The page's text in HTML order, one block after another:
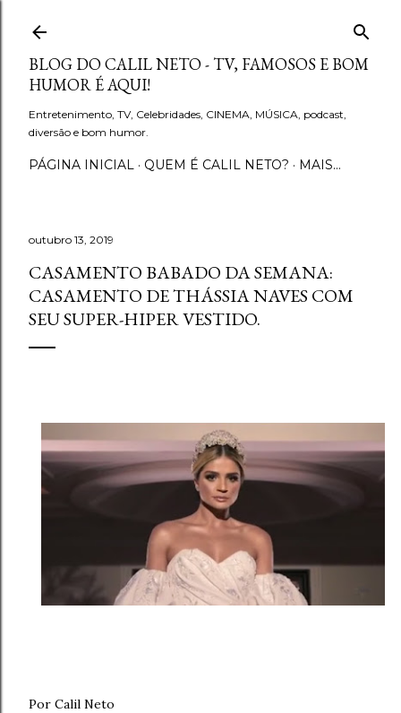
Pular para o conteúdo principal
BLOG DO CALIL NETO - TV, FAMOSOS E BOM
HUMOR É AQUI!
Entretenimento, TV, Celebridades, CINEMA, MÚSICA, podcast,
diversão e bom humor.
PÁGINA INICIAL QUEM É CALIL NETO? MAIS…
outubro 13, 2019
CASAMENTO BABADO DA SEMANA:
CASAMENTO DE THÁSSIA NAVES COM
SEU SUPER-HIPER VESTIDO.
Por Calil Neto